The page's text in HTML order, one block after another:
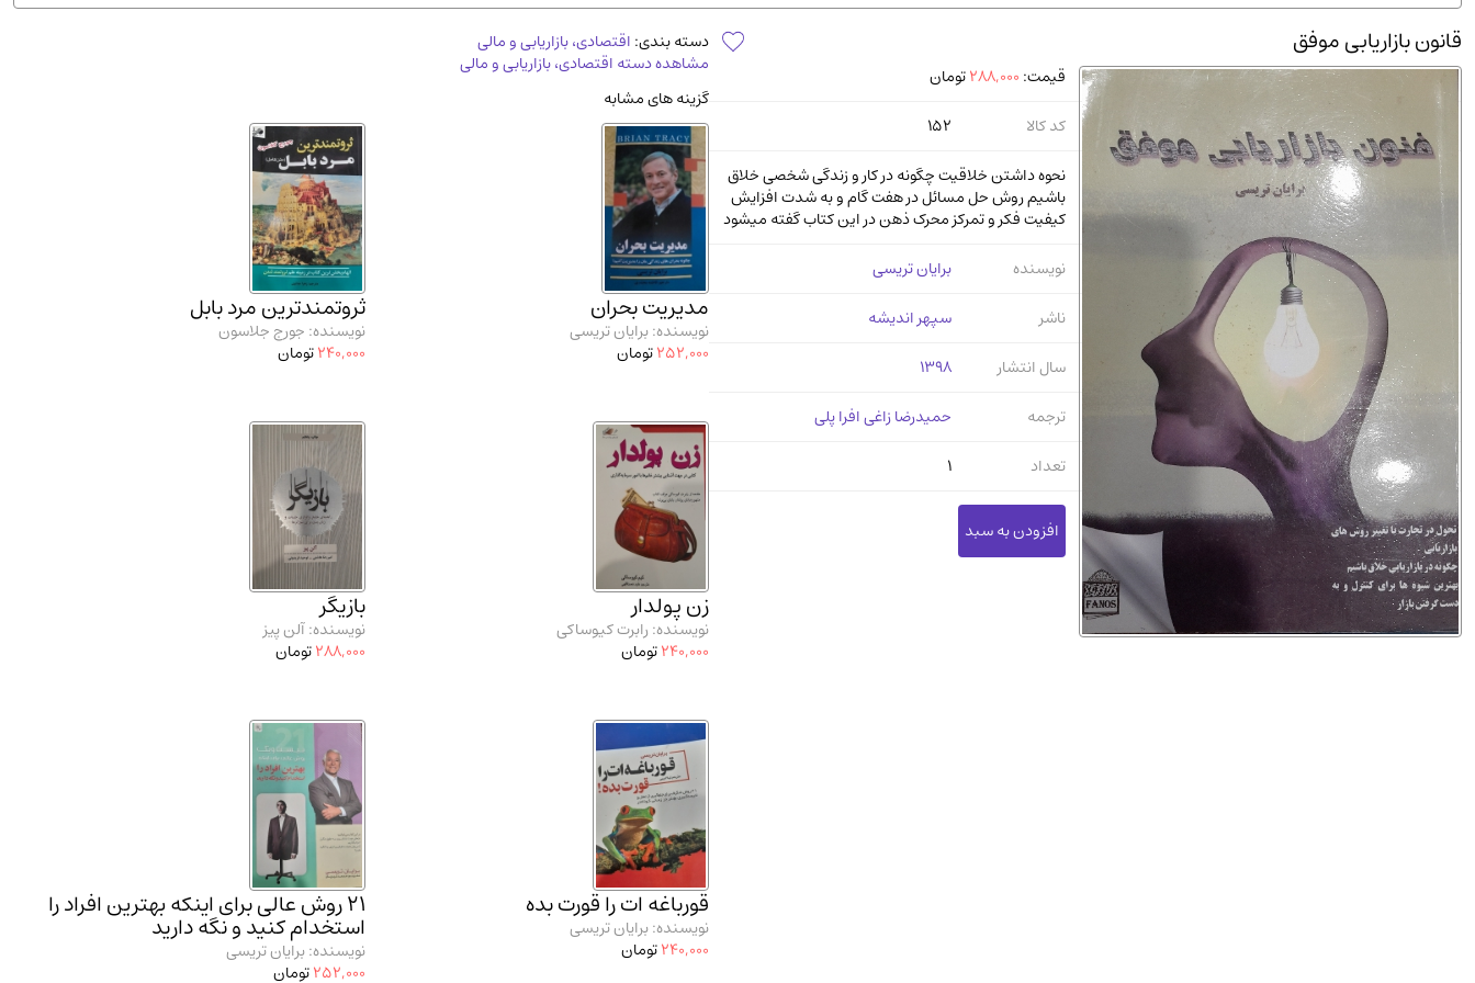
دانشگاه پیامـ نور
قانون بازاریابی موفق
قیمت: 288,000تومان
کد کالا
152
نحوه داشتن خلاقیت چگونه در کار و زندگی شخصی خلاق
باشیم روش حل مسائل در هفت گام و به شدت افزایش
کیفیت فکر و تمرکز محرک ذهن در این کتاب گفته میشود
نویسنده
برایان تریسی
ناشر
سپهر اندیشه
سال انتشار
1398
ترجمه
حمیدرضا زاغی افرا پلی
تعداد
1
دسته بندی: اقتصادی، بازاریابی و مالی
مشاهده دسته اقتصادی، بازاریابی و مالی
گزینه های مشابه
مدیریت بحران
نویسنده: برایان تریسی
252,000تومان
ثروتمندترین مرد بابل
نویسنده: جورج جلاسون
240,000تومان
زن پولدار
نویسنده: رابرت کیوساکی
240,000تومان
بازیگر
نویسنده: آلن پیز
288,000تومان
قورباغه ات را قورت بده
نویسنده: برایان تریسی
240,000تومان
21 روش عالی برای اینکه بهترین افراد را
استخدام کنید و نگه دارید
نویسنده: برایان تریسی
252,000تومان